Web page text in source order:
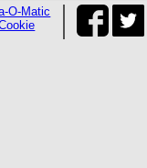
O-Matic